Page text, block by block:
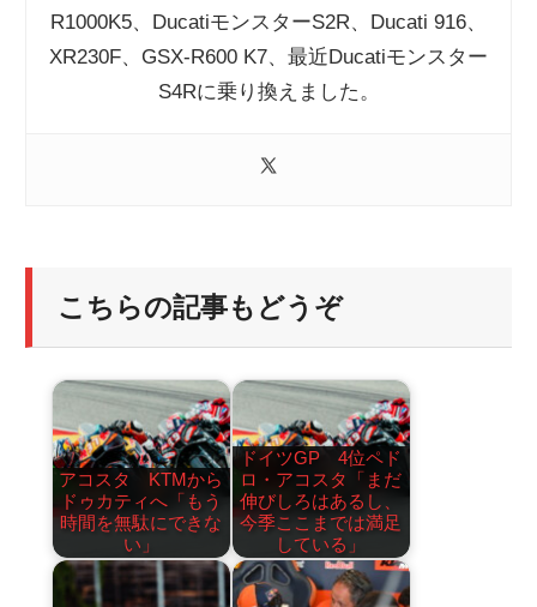
R1000K5、DucatiモンスターS2R、Ducati 916、
XR230F、GSX-R600 K7、最近Ducatiモンスター
S4Rに乗り換えました。
こちらの記事もどうぞ
アコスタ KTMから
ドゥカティへ「もう
時間を無駄にできな
い」
ドイツGP 4位ペド
ロ・アコスタ「まだ
伸びしろはあるし、
今季ここまでは満足
している」